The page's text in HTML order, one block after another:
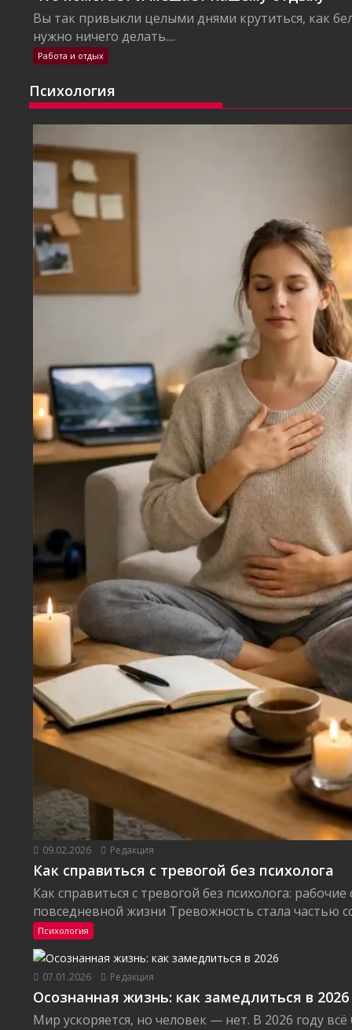
Вы так привыкли целыми днями крутиться, как
нужно ничего делать....
Работа и отдых
Психология
09.02.2026 Редакция
Как справиться с тревогой без психолога
Как справиться с тревогой без психолога:
повседневной жизни Тревожность стала частью
Психология
07.01.2026 Редакция
Осознанная жизнь: как замедлиться в 2026
Мир ускоряется, но человек — нет. В 2026 году